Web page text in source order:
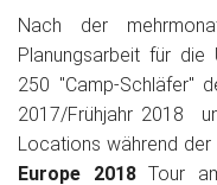
Services + Locations
Projekte + Kunden
Historie + Gegenwart
Nach der
Planungsarbeit für die
250 "Camp-Schläfer"
2017/Frühjahr 2018
Locations während
Europe 2018Tour